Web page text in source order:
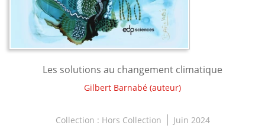
Les solutions au changement climatique
Gilbert Barnabé (auteur)
Collection : Hors Collection
Juin 2024